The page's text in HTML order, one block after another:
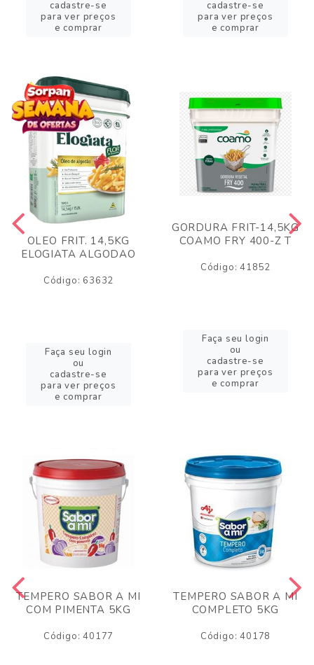
cadastre-se
para ver preços
e comprar
cadastre-se
para ver preços
e comprar
OLEO FRIT. 14,5KG
ELOGIATA ALGODAO
Código: 63632
Faça seu login
ou
cadastre-se
para ver preços
e comprar
GORDURA FRIT-14,5KG
COAMO FRY 400-Z T
Código: 41852
Faça seu login
ou
cadastre-se
para ver preços
e comprar
TEMPERO SABOR A MI
COM PIMENTA 5KG
Código: 40177
TEMPERO SABOR A MI
COMPLETO 5KG
Código: 40178